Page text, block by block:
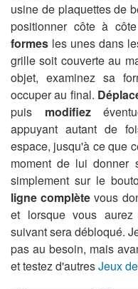
usine de plaquettes de
positionner côte à
formes les unes dans
grille soit couverte au
objet, examinez sa
occuper au final.
puis modifiez
appuyant autant de
espace, jusqu'à ce que
moment de lui donner
simplement sur le
ligne complète vous
et lorsque vous
suivant sera débloqué.
pas au besoin, mais
et testez d'autresJeux